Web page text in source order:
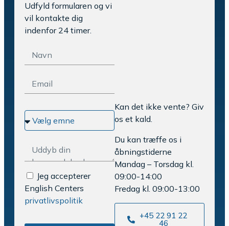
Udfyld formularen og vi
vil kontakte dig
indenfor 24 timer.
Jeg accepterer
English Centers
privatlivspolitik
Kan det ikke vente? Giv
os et kald.
Du kan træffe os i
åbningstiderne
Mandag – Torsdag kl.
09:00-14:00
Fredag kl. 09:00-13:00
+45 22 91 22
46